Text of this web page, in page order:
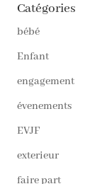
Catégories
bébé
Enfant
engagement
évenements
EVJF
exterieur
faire part